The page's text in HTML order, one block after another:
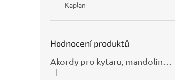
Kaplan
Hodnocení produktů
Hodnocení produktu je 5 z 5 hvězdiček.
|